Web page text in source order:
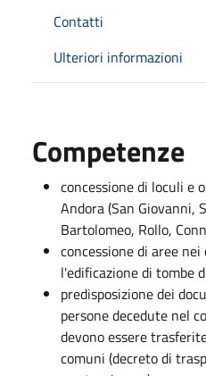
Contatti
Ulteriori informazioni
Competenze
concessione di loculi e
Andora (San Giovanni,
Bartolomeo, Rollo,
concessione di aree
l'edificazione di tombe
predisposizione dei
persone decedute nel
devono essere
comuni (decreto di